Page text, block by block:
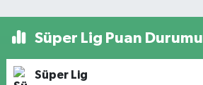
Süper Lig Puan Durumu
Süper Lig